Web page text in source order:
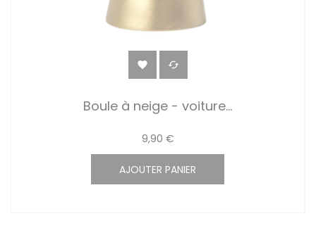
 
Boule à neige - voiture...
9,90 €
AJOUTER PANIER